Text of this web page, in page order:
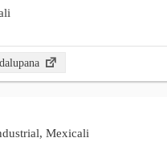
Mexicali